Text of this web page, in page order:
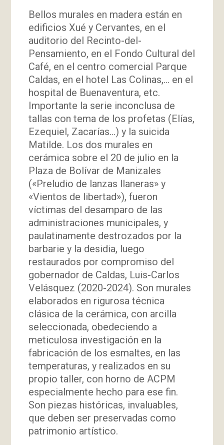
Bellos murales en madera están en
edificios Xué y Cervantes, en el
auditorio del Recinto-del-
Pensamiento, en el Fondo Cultural del
Café, en el centro comercial Parque
Caldas, en el hotel Las Colinas,… en el
hospital de Buenaventura, etc.
Importante la serie inconclusa de
tallas con tema de los profetas (Elías,
Ezequiel, Zacarías…) y la suicida
Matilde. Los dos murales en
cerámica sobre el 20 de julio en la
Plaza de Bolívar de Manizales
(«Preludio de lanzas llaneras» y
«Vientos de libertad»), fueron
víctimas del desamparo de las
administraciones municipales, y
paulatinamente destrozados por la
barbarie y la desidia, luego
restaurados por compromiso del
gobernador de Caldas, Luis-Carlos
Velásquez (2020-2024). Son murales
elaborados en rigurosa técnica
clásica de la cerámica, con arcilla
seleccionada, obedeciendo a
meticulosa investigación en la
fabricación de los esmaltes, en las
temperaturas, y realizados en su
propio taller, con horno de ACPM
especialmente hecho para ese fin.
Son piezas históricas, invaluables,
que deben ser preservadas como
patrimonio artístico.